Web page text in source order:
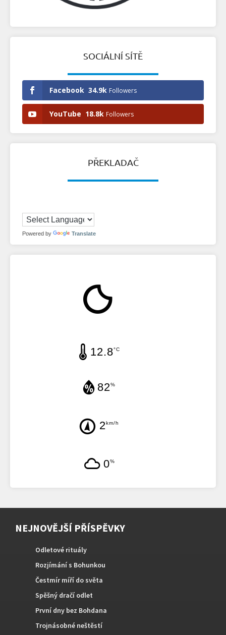
SOCIÁLNÍ SÍTĚ
Facebook 34.9k Followers
YouTube 18.8k Followers
PŘEKLADAČ
Powered by Translate
12.8°C
82%
2km/h
0%
NEJNOVĚJŠÍ PŘÍSPĚVKY
Odletové rituály
Rozjímání s Bohunkou
Čestmír míří do světa
Spěšný dračí odlet
První dny bez Bohdana
Trojnásobné neštěstí